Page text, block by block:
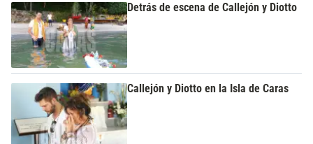
Detrás de escena de Callejón y Diotto
Callejón y Diotto en la Isla de Caras